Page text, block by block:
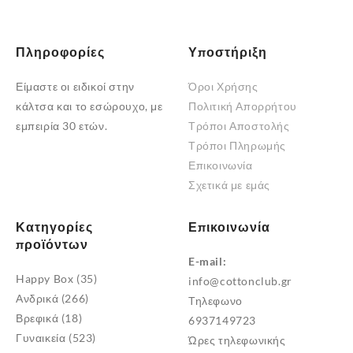
Πληροφορίες
Είμαστε οι ειδικοί στην
κάλτσα και το εσώρουχο, με
εμπειρία 30 ετών.
Υποστήριξη
Όροι Χρήσης
Πολιτική Απορρήτου
Τρόποι Αποστολής
Τρόποι Πληρωμής
Επικοινωνία
Σχετικά με εμάς
Κατηγορίες
προϊόντων
Happy Box (35)
Ανδρικά (266)
Βρεφικά (18)
Γυναικεία (523)
Επικοινωνία
E-mail:
info@cottonclub.gr
Τηλεφωνο
6937149723
Ώρες τηλεφωνικής